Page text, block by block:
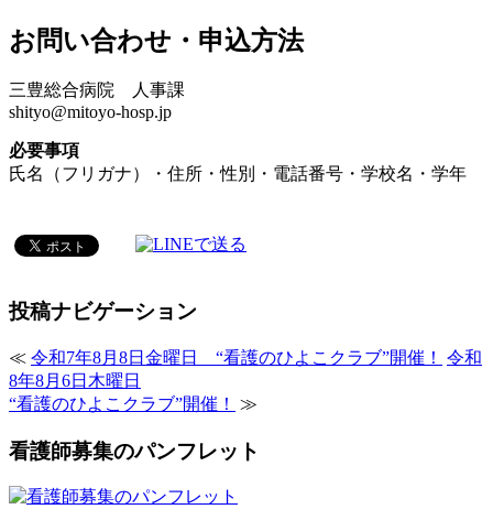
お問い合わせ・申込方法
三豊総合病院 人事課
shityo@mitoyo-hosp.jp
必要事項
氏名（フリガナ）・住所・性別・電話番号・学校名・学年
投稿ナビゲーション
≪ 令和7年8月8日金曜日 “看護のひよこクラブ”開催！
令和
8年8月6日木曜日
“看護のひよこクラブ”開催！
≫
看護師募集のパンフレット